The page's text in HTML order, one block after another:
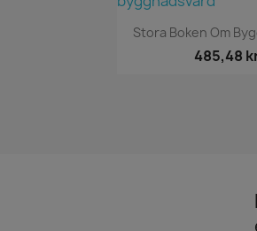

Stora Boken Om
485,48